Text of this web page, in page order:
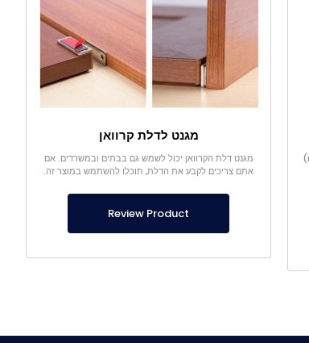
מגנט החיישן קטן מאוד בגודלו ומתג קנים (reed switch)
מגנט לדלת קרוואן
מגנט דלת הקרוואן יכול לשמש גם בבתים ובמשרדים. אם
אתם צריכים לקבע את הדלת, תוכלו להשתמש במוצר זה.
Review Product